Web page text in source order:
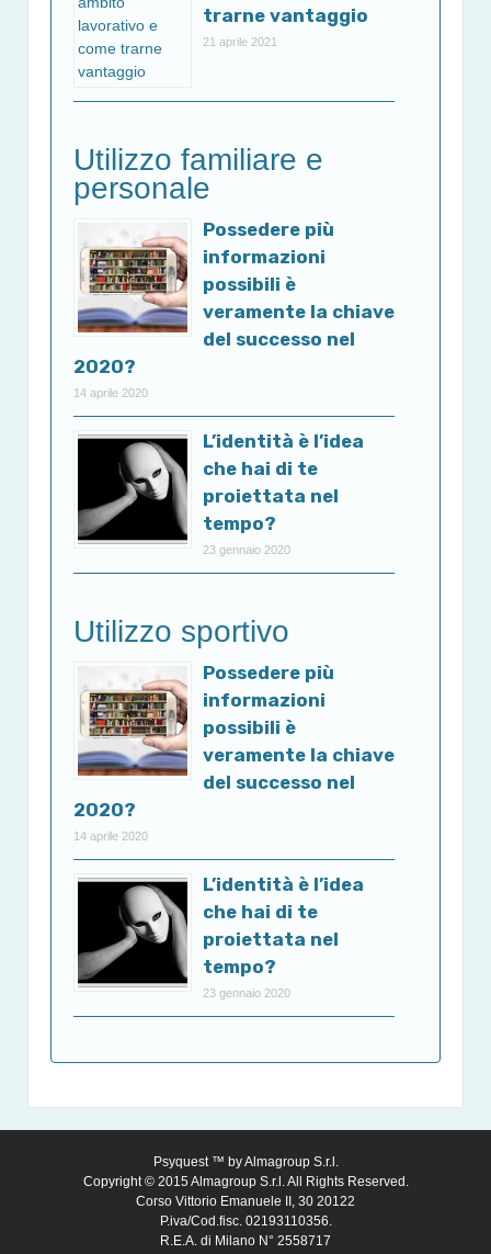
trarne vantaggio
21 aprile 2021
Utilizzo familiare e
personale
Possedere più
informazioni
possibili è
veramente la chiave
del successo nel
2020?
14 aprile 2020
L’identità è l’idea
che hai di te
proiettata nel
tempo?
23 gennaio 2020
Utilizzo sportivo
Possedere più
informazioni
possibili è
veramente la chiave
del successo nel
2020?
14 aprile 2020
L’identità è l’idea
che hai di te
proiettata nel
tempo?
23 gennaio 2020
Psyquest ™ byAlmagroup S.r.l.
Copyright © 2015 Almagroup S.r.l. All Rights Reserved.
Corso Vittorio Emanuele II, 30 20122
P.iva/Cod.fisc. 02193110356.
R.E.A. di Milano N° 2558717